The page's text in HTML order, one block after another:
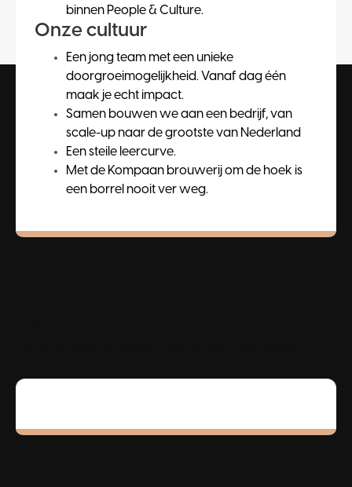
binnen People & Culture.
Onze cultuur
Een jong team met een unieke
doorgroeimogelijkheid. Vanaf dag één
maak je echt impact.
Samen bouwen we aan een bedrijf, van
scale-up naar de grootste van Nederland
Een steile leercurve.
Met de Kompaan brouwerij om de hoek is
een borrel nooit ver weg.